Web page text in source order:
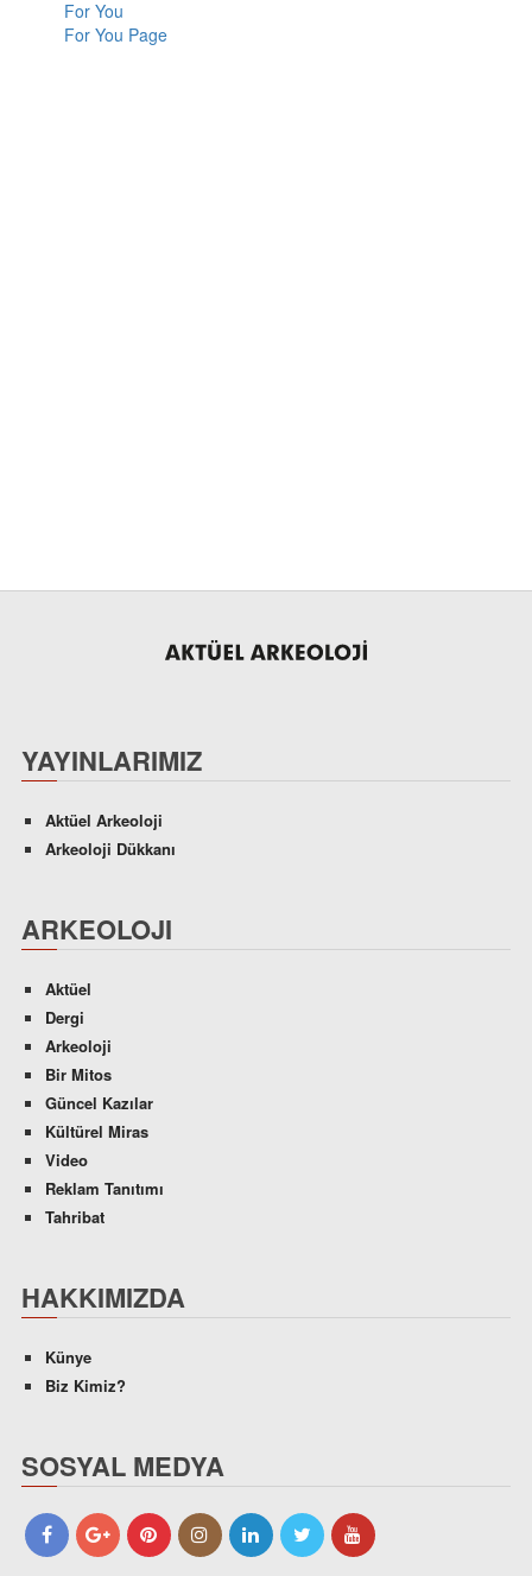
For You
For You Page
YAYINLARIMIZ
Aktüel Arkeoloji
Arkeoloji Dükkanı
ARKEOLOJI
Aktüel
Dergi
Arkeoloji
Bir Mitos
Güncel Kazılar
Kültürel Miras
Video
Reklam Tanıtımı
Tahribat
HAKKIMIZDA
Künye
Biz Kimiz?
SOSYAL MEDYA